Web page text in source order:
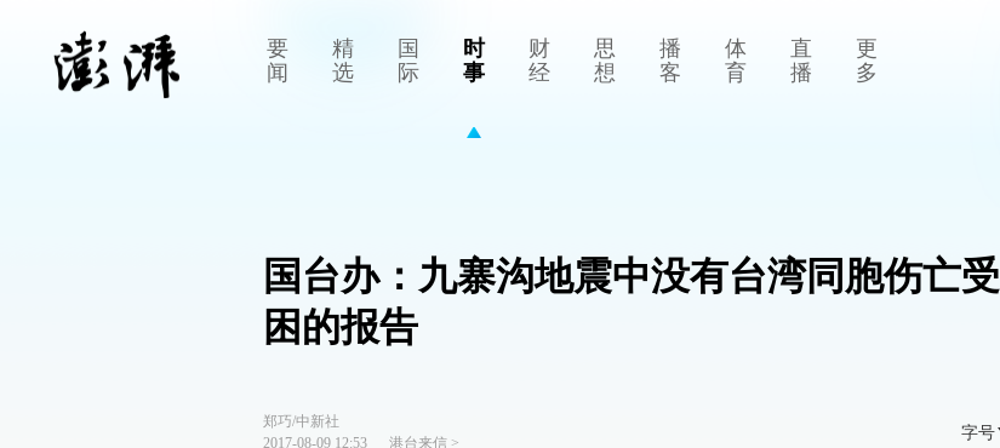
要
闻
精
选
国
际
时
事
财
经
思
想
播
客
体
育
直
播
更
多
国台办：九寨沟地震中没有台湾同胞伤亡受
困的报告
郑巧/中新社
2017-08-09 12:53
港台来信>
字号